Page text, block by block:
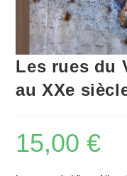
Les rues du
au XXe
15,00€